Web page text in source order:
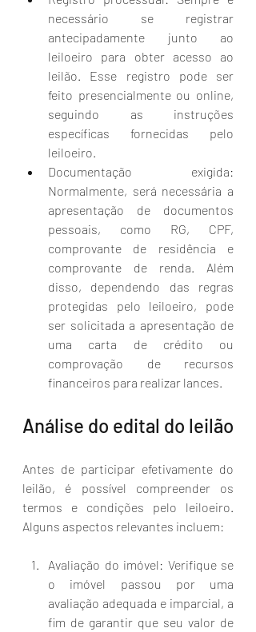
necessário se registrar
antecipadamente junto ao
leiloeiro para obter acesso ao
leilão. Esse registro pode ser
feito presencialmente ou online,
seguindo as instruções
específicas fornecidas pelo
leiloeiro.
Documentação exigida:
Normalmente, será necessária a
apresentação de documentos
pessoais, como RG, CPF,
comprovante de residência e
comprovante de renda. Além
disso, dependendo das regras
protegidas pelo leiloeiro, pode
ser solicitada a apresentação de
uma carta de crédito ou
comprovação de recursos
financeiros para realizar lances.
Análise do edital do leilão
Antes de participar efetivamente do
leilão, é possível compreender os
termos e condições pelo leiloeiro.
Alguns aspectos relevantes incluem:
Avaliação do imóvel: Verifique se
o imóvel passou por uma
avaliação adequada e imparcial, a
fim de garantir que seu valor de